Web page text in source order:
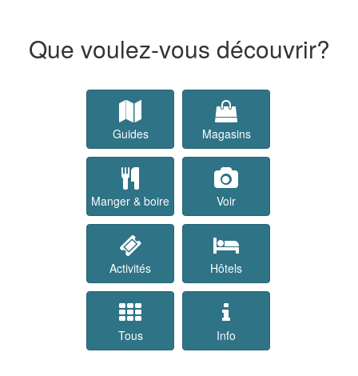
Que voulez-vous découvrir?
Guides Magasins
Manger & boire Voir
Activités Hôtels
Tous Info